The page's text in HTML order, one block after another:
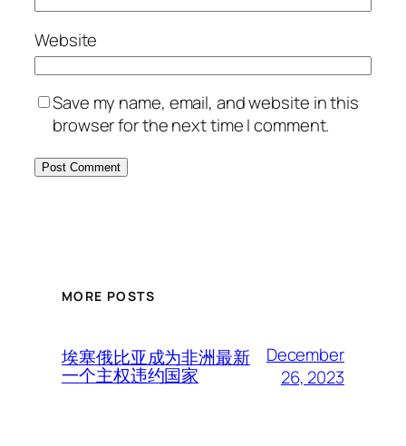
Website
Save my name, email, and website in this
browser for the next time I comment.
MORE POSTS
埃塞俄比亚成为非洲最新
一个主权违约国家
December
26, 2023